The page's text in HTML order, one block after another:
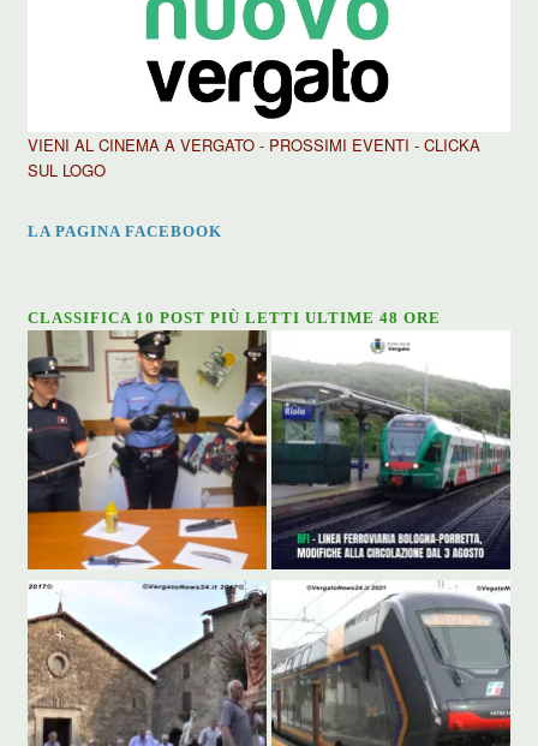
VIENI AL CINEMA A VERGATO - PROSSIMI EVENTI - CLICKA
SUL LOGO
LA PAGINA FACEBOOK
CLASSIFICA 10 POST PIÙ LETTI ULTIME 48 ORE